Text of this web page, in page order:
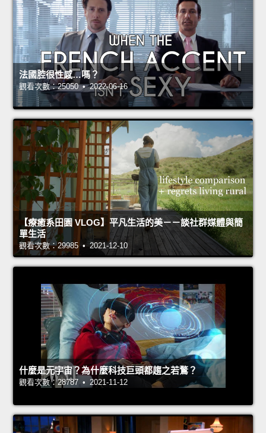
法國腔很性感…嗎？
觀看次數：25050 • 2022-06-16
【療癒系田園 VLOG】平凡生活的美－－談社群媒體與簡
單生活
觀看次數：29985 • 2021-12-10
什麼是元宇宙？為什麼科技巨頭都趨之若鶩？
觀看次數：28787 • 2021-11-12